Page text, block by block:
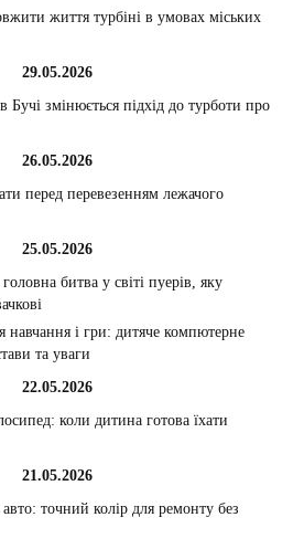
життя турбіні в умовах міських
29.05.2026
Бучі змінюється підхід до турботи про
26.05.2026
перед перевезенням лежачого
25.05.2026
битва у світі пуерів, яку
навчання і гри: дитяче компютерне
та уваги
22.05.2026
коли дитина готова їхати
21.05.2026
точний колір для ремонту без